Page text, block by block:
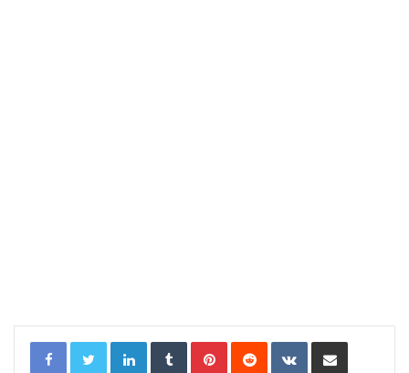
LinkedInTumblrPinterestReddit VKontakteCompartir por correo